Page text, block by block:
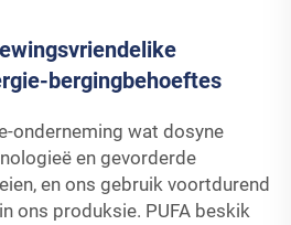
bergingbehoeftes
onderneming wat dosyne
en gevorderde
en ons gebruik voortdurend
ons produksie. PUFA beskik